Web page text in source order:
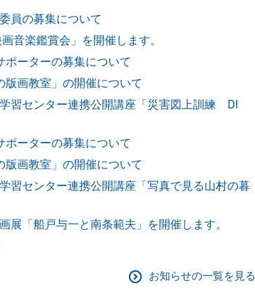
員の募集について
音楽鑑賞会」を開催します。
ーターの募集について
画教室」の開催について
習センター連携公開講座「災害図上訓練 DI
ーターの募集について
画教室」の開催について
習センター連携公開講座「写真で見る山村の暮
展「船戸与一と南条範夫」を開催します。
お知らせの一覧を見る